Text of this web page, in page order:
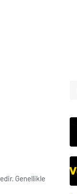
Genellikle